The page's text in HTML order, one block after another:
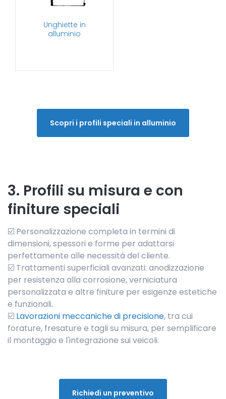
Unghiette in
alluminio
Scopri i profili speciali in alluminio
3. Profili su misura e con
finiture speciali
☑️ Personalizzazione completa in termini di
dimensioni, spessori e forme per adattarsi
perfettamente alle necessità del cliente.
☑️ Trattamenti superficiali avanzati: anodizzazione
per resistenza alla corrosione, verniciatura
personalizzata e altre finiture per esigenze estetiche
e funzionali.
☑️ Lavorazioni meccaniche di precisione, tra cui
forature, fresature e tagli su misura, per semplificare
il montaggio e l'integrazione sui veicoli.
Richiedi un preventivo